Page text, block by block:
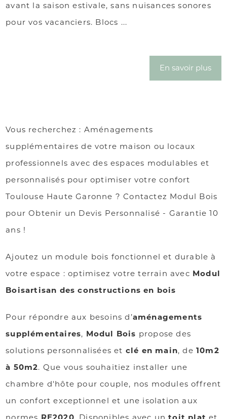
avant la saison estivale, sans nuisances sonores
pour vos vacanciers. Blocs ...
En savoir plus
Vous recherchez : Aménagements
supplémentaires de votre maison ou locaux
professionnels avec des espaces modulables et
personnalisés pour optimiser votre confort
Toulouse Haute Garonne ? Contactez Modul Bois
pour Obtenir un Devis Personnalisé - Garantie 10
ans !
Ajoutez un module bois fonctionnel et durable à
votre espace : optimisez votre terrain avec Modul
Boisartisan des constructions en bois
Pour répondre aux besoins d’aménagements
supplémentaires, Modul Bois propose des
solutions personnalisées et clé en main, de10m2
à 50m2. Que vous souhaitiez installer une
chambre d'hôte pour couple, nos modules offrent
un confort exceptionnel et une isolation aux